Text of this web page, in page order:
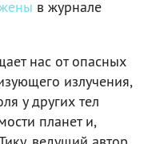
в журнале
нас от опасных
излучения,
у других тел
планет и,